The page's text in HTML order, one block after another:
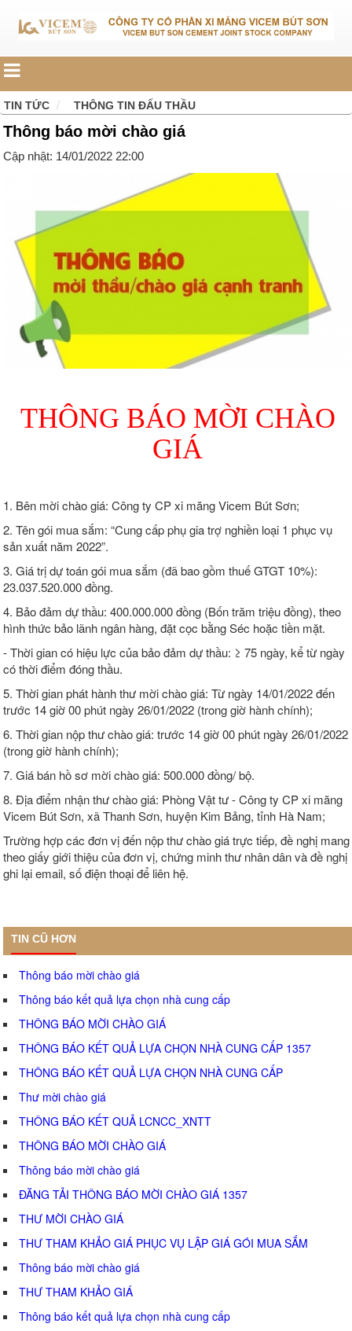
TIN TỨC THÔNG TIN ĐẤU THẦU
Thông báo mời chào giá
Cập nhật: 14/01/2022 22:00
THÔNG BÁO MỜI CHÀO
GIÁ
1. Bên mời chào giá: Công ty CP xi măng Vicem Bút Sơn;
2. Tên gói mua sắm: “Cung cấp phụ gia trợ nghiền loại 1 phục vụ
sản xuất năm 2022”.
3. Giá trị dự toán gói mua sắm (đã bao gồm thuế GTGT 10%):
23.037.520.000 đồng.
4. Bảo đảm dự thầu: 400.000.000 đồng (Bốn trăm triệu đồng), theo
hình thức bảo lãnh ngân hàng, đặt cọc bằng Séc hoặc tiền mặt.
- Thời gian có hiệu lực của bảo đảm dự thầu: ≥ 75 ngày, kể từ ngày
có thời điểm đóng thầu.
5. Thời gian phát hành thư mời chào giá: Từ ngày 14/01/2022 đến
trước 14 giờ 00 phút ngày 26/01/2022 (trong giờ hành chính);
6. Thời gian nộp thư chào giá: trước 14 giờ 00 phút ngày 26/01/2022
(trong giờ hành chính);
7. Giá bán hồ sơ mời chào giá: 500.000 đồng/ bộ.
8. Địa điểm nhận thư chào giá: Phòng Vật tư - Công ty CP xi măng
Vicem Bút Sơn, xã Thanh Sơn, huyện Kim Bảng, tỉnh Hà Nam;
Trường hợp các đơn vị đến nộp thư chào giá trực tiếp, đề nghị mang
theo giấy giới thiệu của đơn vị, chứng minh thư nhân dân và đề nghị
ghi lại email, số điện thoại để liên hệ.
TIN CŨ HƠN
Thông báo mời chào giá
Thông báo kết quả lựa chọn nhà cung cấp
THÔNG BÁO MỜI CHÀO GIÁ
THÔNG BÁO KẾT QUẢ LỰA CHỌN NHÀ CUNG CẤP 1357
THÔNG BÁO KẾT QUẢ LỰA CHỌN NHÀ CUNG CẤP
Thư mời chào giá
THÔNG BÁO KẾT QUẢ LCNCC_XNTT
THÔNG BÁO MỜI CHÀO GIÁ
Thông báo mời chào giá
ĐĂNG TẢI THÔNG BÁO MỜI CHÀO GIÁ 1357
THƯ MỜI CHÀO GIÁ
THƯ THAM KHẢO GIÁ PHỤC VỤ LẬP GIÁ GÓI MUA SẮM
Thông báo mời chào giá
THƯ THAM KHẢO GIÁ
Thông báo kết quả lựa chọn nhà cung cấp